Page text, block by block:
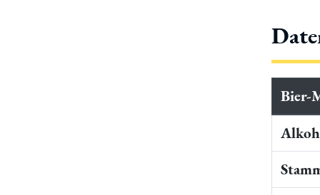
Bier-